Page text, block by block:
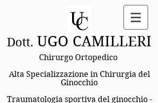
Dott. UGO CAMILLERI
Chirurgo Ortopedico
Alta Specializzazione in Chirurgia del
Ginocchio
Traumatologia sportiva del ginocchio -